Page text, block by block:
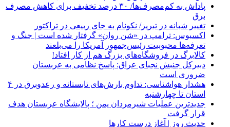
پاداش به کم‌مصرف‌ها/ ۳۰ درصد تخفیف برای کاهش مصرف
برق
تغییر شبانه در تبریز/ نکونام به جای ربیعی در تراکتور
اکسیوس: ترامپ در «شن روان» گرفتار شده است | جنگ و
تعرفه‌ها محبوبیت رئیس‌جمهور آمریکا را می‌بلعند
کالابرگ در فروشگاه‌های بزرگ هم از کار افتاد!
دبیرکل جنبش نجبای عراق: پاسخ نظامی به عربستان
ضروری است
هشدار هواشناسی: تداوم بارش‌های تابستانه و رعدوبرق در ۴
استان تا چهارشنبه
جدیدترین عملیات شیرمردان یمن ؛ پالایشگاه عربستان هدف
قرار گرفت
حدیث روز | آغاز درست کارها